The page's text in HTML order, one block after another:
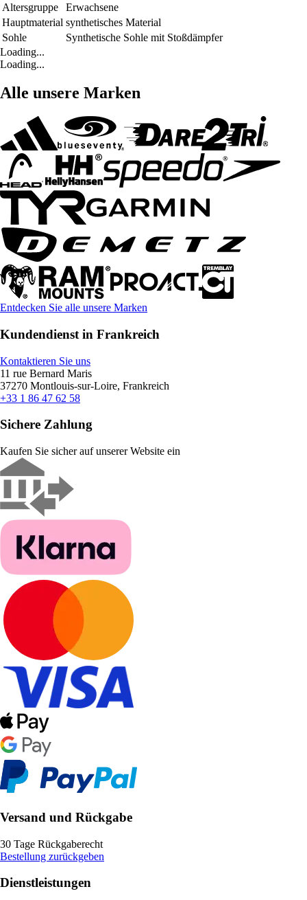
Altersgruppe
Erwachsene
Hauptmaterial synthetisches Material
Sohle
Synthetische Sohle mit Stoßdämpfer
Loading...
Loading...
Alle unsere Marken
Entdecken Sie alle unsere Marken
Kundendienst in Frankreich
Kontaktieren Sie uns
11 rue Bernard Maris
37270 Montlouis-sur-Loire, Frankreich
+33 1 86 47 62 58
Sichere Zahlung
Kaufen Sie sicher auf unserer Website ein
Versand und Rückgabe
30 Tage Rückgaberecht
Bestellung zurückgeben
Dienstleistungen